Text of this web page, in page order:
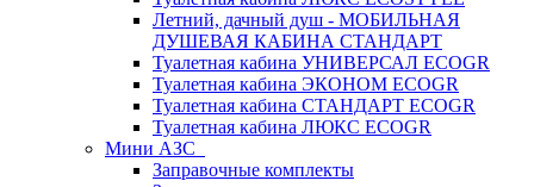
Летний, дачный душ - МОБИЛЬНАЯ
ДУШЕВАЯ КАБИНА СТАНДАРТ
Туалетная кабина УНИВЕРСАЛ ECOGR
Туалетная кабина ЭКОНОМ ECOGR
Туалетная кабина СТАНДАРТ ECOGR
Туалетная кабина ЛЮКС ECOGR
Мини АЗС
Заправочные комплекты